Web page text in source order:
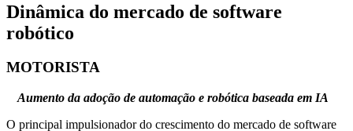
Dinâmica do mercado de software
robótico
MOTORISTA
Aumento da adoção de automação e robótica baseada em IA
O principal impulsionador do crescimento do mercado de software